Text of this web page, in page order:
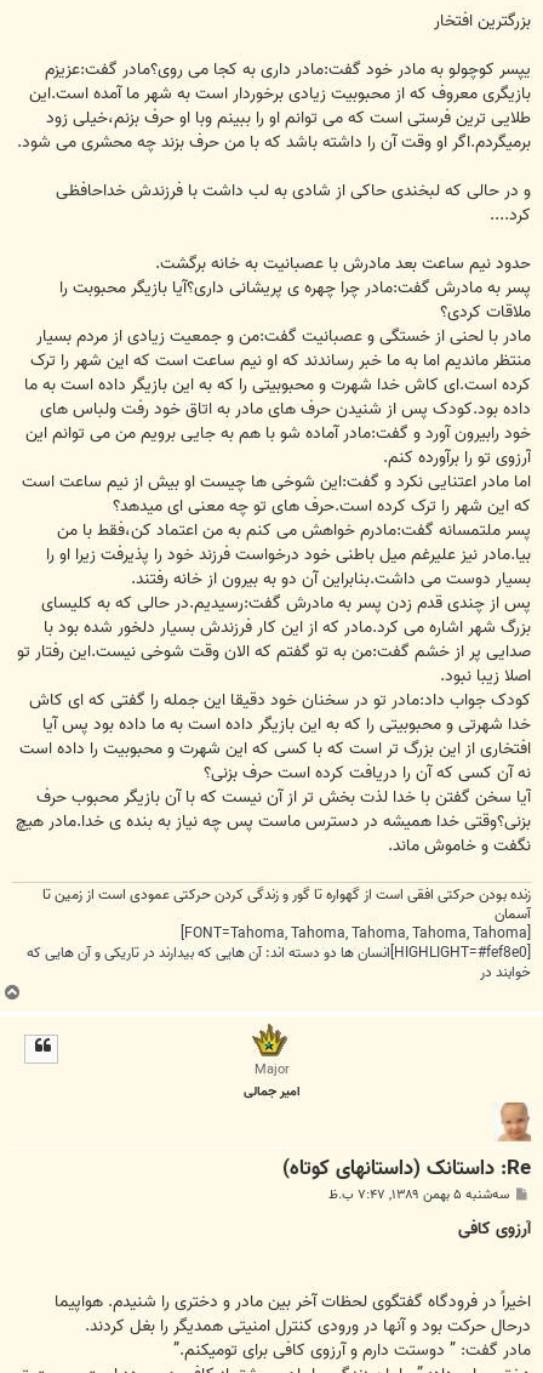
ت
بزرگترین افتخار
یپسر کوچولو به مادر خود گفت:مادر داری به کجا می روی؟مادر گفت:عزیزم
بازیگری معروف که از محبوبیت زیادی برخوردار است به شهر ما آمده است.این
طلایی ترین فرستی است که می توانم او را ببینم وبا او حرف بزنم،خیلی زود
برمیگردم.اگر او وقت آن را داشته باشد که با من حرف بزند چه محشری می شود.
و در حالی که لبخندی حاکی از شادی به لب داشت با فرزندش خداحافظی
کرد....
حدود نیم ساعت بعد مادرش با عصبانیت به خانه برگشت.
پسر به مادرش گفت:مادر چرا چهره ی پریشانی داری؟آیا بازیگر محبوبت را
ملاقات کردی؟
مادر با لحنی از خستگی و عصبانیت گفت:من و جمعیت زیادی از مردم بسیار
منتظر ماندیم اما به ما خبر رساندند که او نیم ساعت است که این شهر را ترک
کرده است.ای کاش خدا شهرت و محبوبیتی را که به این بازیگر داده است به ما
داده بود.کودک پس از شنیدن حرف های مادر به اتاق خود رفت ولباس های
خود رابیرون آورد و گفت:مادر آماده شو با هم به جایی برویم من می توانم این
آرزوی تو را برآورده کنم.
اما مادر اعتنایی نکرد و گفت:این شوخی ها چیست او بیش از نیم ساعت است
که این شهر را ترک کرده است.حرف های تو چه معنی ای میدهد؟
پسر ملتمسانه گفت:مادرم خواهش می کنم به من اعتماد کن،فقط با من
بیا.مادر نیز علیرغم میل باطنی خود درخواست فرزند خود را پذیرفت زیرا او را
بسیار دوست می داشت.بنابراین آن دو به بیرون از خانه رفتند.
پس از چندی قدم زدن پسر به مادرش گفت:رسیدیم.در حالی که به کلیسای
بزرگ شهر اشاره می کرد.مادر که از این کار فرزندش بسیار دلخور شده بود با
صدایی پر از خشم گفت:من به تو گفتم که الان وقت شوخی نیست.این رفتار تو
اصلا زیبا نبود.
کودک جواب داد:مادر تو در سخنان خود دقیقا این جمله را گفتی که ای کاش
خدا شهرتی و محبوبیتی را که به این بازیگر داده است به ما داده بود پس آیا
افتخاری از این بزرگ تر است که با کسی که این شهرت و محبوبیت را داده است
نه آن کسی که آن را دریافت کرده است حرف بزنی؟
آیا سخن گفتن با خدا لذت بخش تر از آن نیست که با آن بازیگر محبوب حرف
بزنی؟وقتی خدا همیشه در دسترس ماست پس چه نیاز به بنده ی خدا.مادر هیچ
نگفت و خاموش ماند.
زنده بودن حرکتی افقی است از گهواره تا گور و زندگی کردن حرکتی عمودی است از زمین تا
آسمان
[FONT=Tahoma, Tahoma, Tahoma, Tahoma, Tahoma]
[HIGHLIGHT=#fef8e0]انسان ها دو دسته اند: آن هایی که بیدارند در تاریکی و آن هایی که
خوابند در
ب
ا
Major
امیر جمالی
Re: داستانک (داستانهای کوتاه)
پ
ت
سه‌شنبه ۵ بهمن ۱۳۸۹, ۷:۴۷ ب.ظ
آرزوی کافی
اخیراً در فرودگاه گفتگوی لحظات آخر بین مادر و دختری را شنیدم. هواپیما
درحال حرکت بود و آنها در ورودی کنترل امنیتی همدیگر را بغل کردند.
مادر گفت: ” دوستت دارم و آرزوی کافی برای تومیکنم.”